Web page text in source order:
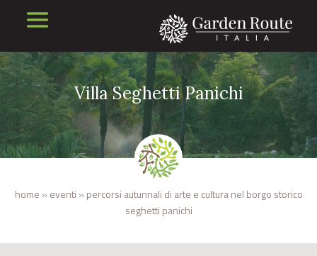
Villa Seghetti Panichi
home » eventi » percorsi autunnali di arte e cultura nel borgo storico
seghetti panichi